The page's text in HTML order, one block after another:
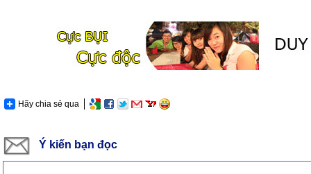
Hãy chia sẻ qua
Ý kiến bạn đọc